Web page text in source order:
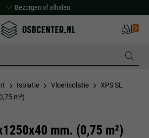
Bezorgen of afhalen
Ruime voorraad
0
Isolatie Vloerisolatie
XPS SL
m²)
mm. (0,75 m²)